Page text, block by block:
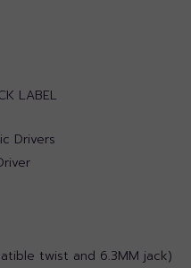
LABEL
Drivers
twist and 6.3MM jack)